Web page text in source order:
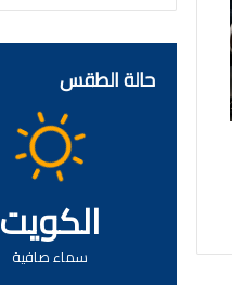
حالة الطقس
الكويت
سماء صافية